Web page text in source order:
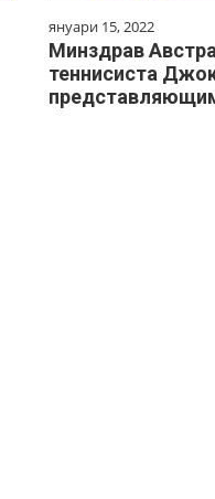
януари 15, 2022
Минздрав
теннисиста